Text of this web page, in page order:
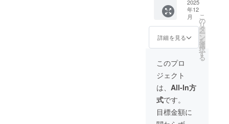
指定内
より）
ご提供
いたし
ます。
有効期
2026年
1月から
2026年
6月末日
まで ・
Tシャ
ツ：着
丈
（タテ
18.8cm
×ヨコ
12.8cm
）・100
頁を予
ラス：
高さ
9.2cm
直径
約6cm
・ドリ
ンク券
ご利用
2025
年12
月
詳細を見る
こ
の
リ
タ
ー
ン
を
選
択
す
る
このプロ
ジェクト
は、 All-In方
式です。
目標金額に